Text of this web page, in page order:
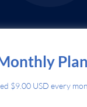
Plan
$9.00 USD every